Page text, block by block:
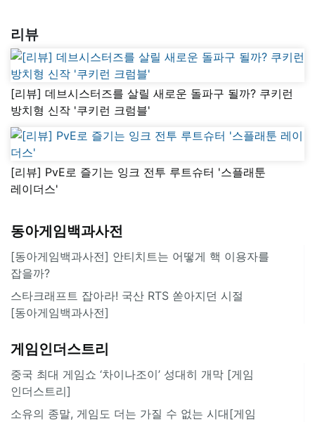
리뷰
[리뷰] 데브시스터즈를 살릴 새로운 돌파구 될까? 쿠키런
방치형 신작 '쿠키런 크럼블'
[리뷰] PvE로 즐기는 잉크 전투 루트슈터 '스플래툰
레이더스'
동아게임백과사전
[동아게임백과사전] 안티치트는 어떻게 핵 이용자를
잡을까?
스타크래프트 잡아라! 국산 RTS 쏟아지던 시절
[동아게임백과사전]
게임인더스트리
중국 최대 게임쇼 ‘차이나조이’ 성대히 개막 [게임
인더스트리]
소유의 종말, 게임도 더는 가질 수 없는 시대[게임